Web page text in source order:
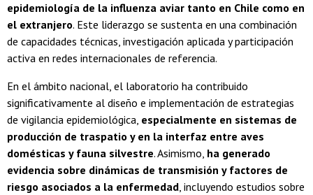
epidemiología de la influenza aviar tanto en Chile como en
el extranjero. Este liderazgo se sustenta en una combinación
de capacidades técnicas, investigación aplicada y participación
activa en redes internacionales de referencia.
En el ámbito nacional, el laboratorio ha contribuido
significativamente al diseño e implementación de estrategias
de vigilancia epidemiológica, especialmente en sistemas de
producción de traspatio y en la interfaz entre aves
domésticas y fauna silvestre. Asimismo, ha generado
evidencia sobre dinámicas de transmisión y factores de
riesgo asociados a la enfermedad, incluyendo estudios sobre